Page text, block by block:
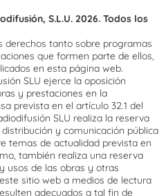
S.L.U. 2026. Todos los
tanto sobre programas
que formen parte de ellos,
en esta página web.
SLU ejerce la oposición
y prestaciones en la
prevista en el artículo 32.1 del
SLU realiza la reserva
y comunicación pública
temas de actualidad prevista en
también realiza una reserva
usos de las obras y otras
sitio web a medios de lectura
adecuados a tal fin de